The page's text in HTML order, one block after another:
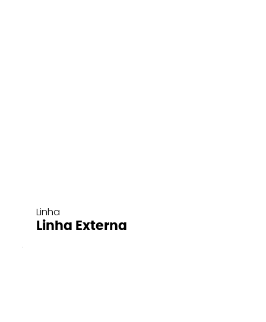
Linha
Linha Externa